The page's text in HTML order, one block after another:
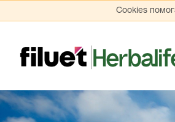
Cookies